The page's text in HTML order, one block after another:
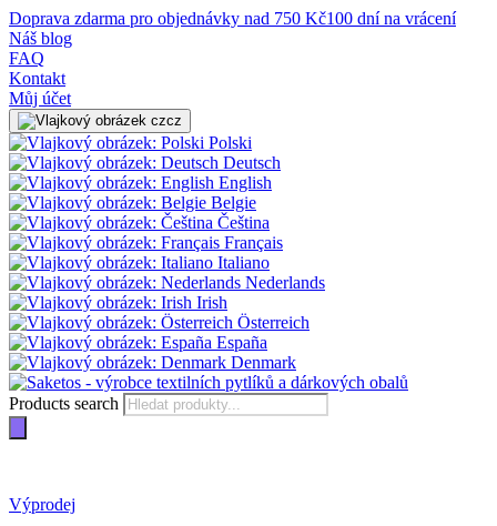
Doprava zdarma pro objednávky nad 750 Kč100 dní na vrácení
Náš blog
FAQ
Kontakt
Můj účet
cz
Polski
Deutsch
English
Belgie
Čeština
Français
Italiano
Nederlands
Irish
Österreich
España
Denmark
Products search
Výprodej